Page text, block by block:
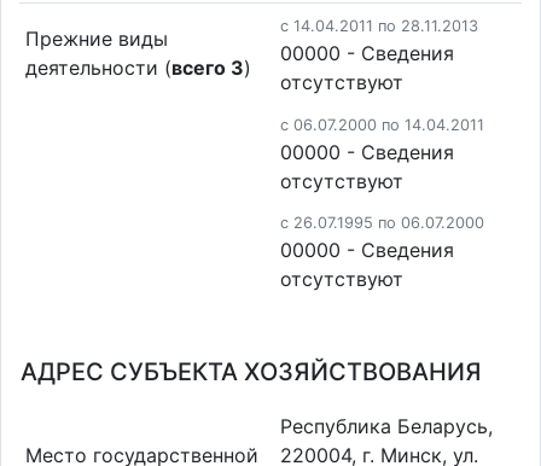
Прежние виды
деятельности (всего 3)
c 14.04.2011 по 28.11.2013
00000 - Cведения
отсутствуют
c 06.07.2000 по 14.04.2011
00000 - Cведения
отсутствуют
c 26.07.1995 по 06.07.2000
00000 - Cведения
отсутствуют
АДРЕС СУБЪЕКТА ХОЗЯЙСТВОВАНИЯ
Место государственной
Республика Беларусь,
220004, г. Минск, ул.